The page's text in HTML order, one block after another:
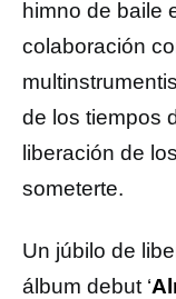
himno de baile
colaboración
de los tiempos
liberación de
someterte.
Un júbilo de
álbum debut ‘